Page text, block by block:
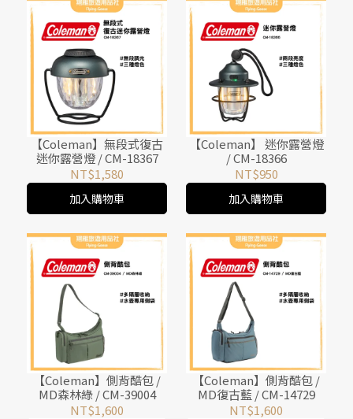
【Coleman】無段式復古
迷你露營燈 / CM-18367
NT$1,580
加入購物車
【Coleman】 迷你露營燈
/ CM-18366
NT$950
加入購物車
【Coleman】側背酷包 /
MD森林綠 / CM-39004
NT$1,600
【Coleman】側背酷包 /
MD復古藍 / CM-14729
NT$1,600